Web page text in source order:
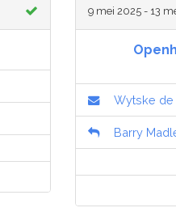
9 mei 2025 - 13
Wytske de
Barry